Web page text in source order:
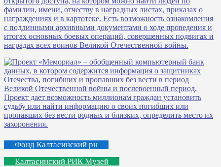
Фонд Калтасинский рн
Калтасинский РИК Музей